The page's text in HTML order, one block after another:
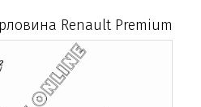
Renault Premium